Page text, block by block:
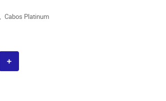
Cabos Platinum